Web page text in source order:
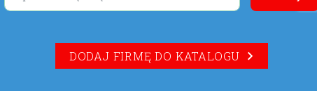
DODAJ FIRMĘ DO KATALOGU